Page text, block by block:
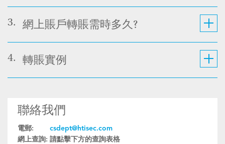
3. 網上賬戶轉賬需時多久?
4. 轉賬實例
聯絡我們
電郵:
csdept@htisec.com
網上查詢: 請點擊下方的查詢表格